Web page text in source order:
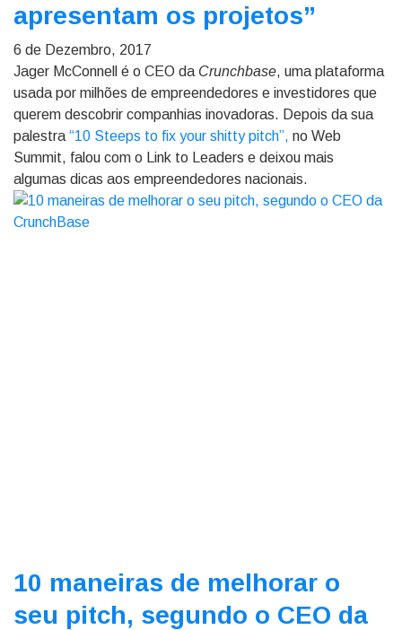
apresentam os projetos”
6 de Dezembro, 2017
Jager McConnell é o CEO da Crunchbase, uma plataforma
usada por milhões de empreendedores e investidores que
querem descobrir companhias inovadoras. Depois da sua
palestra “10 Steeps to fix your shitty pitch”, no Web
Summit, falou com o Link to Leaders e deixou mais
algumas dicas aos empreendedores nacionais.
10 maneiras de melhorar o
seu pitch, segundo o CEO da